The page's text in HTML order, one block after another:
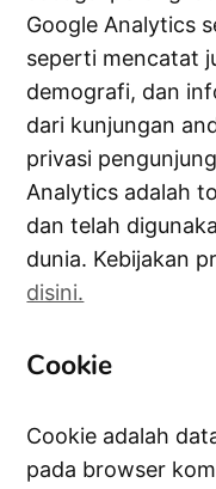
Google Analytics
seperti mencatat
demografi, dan
dari kunjungan
privasi
Analytics adalah
dan telah
dunia. Kebijakan
disini.
Cookie
Cookie adalah
pada browser